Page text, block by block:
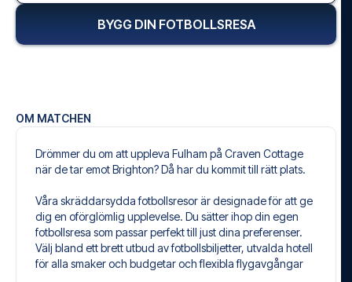
OM MATCHEN
Drömmer du om att uppleva Fulham på Craven Cottage
när de tar emot Brighton? Då har du kommit till rätt plats.
Våra skräddarsydda fotbollsresor är designade för att ge
dig en oförglömlig upplevelse. Du sätter ihop din egen
fotbollsresa som passar perfekt till just dina preferenser.
Välj bland ett brett utbud av fotbollsbiljetter, utvalda hotell
för alla smaker och budgetar och flexibla flygavgångar
BYGG DIN FOTBOLLSRESA